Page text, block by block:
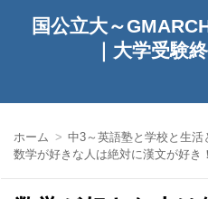
国公立大～
｜大学受験
ホーム
中3～英語塾と学校と生活
数学が好きな人は絶対に漢文が好き